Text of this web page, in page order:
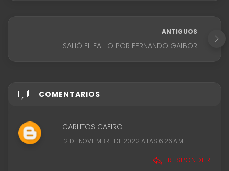
ANTIGUOS
SALIÓ EL FALLO POR FERNANDO GAIBOR
COMENTARIOS
CARLITOS CAEIRO
12 DE NOVIEMBRE DE 2022 A LAS 6:26 A.M.
RESPONDER